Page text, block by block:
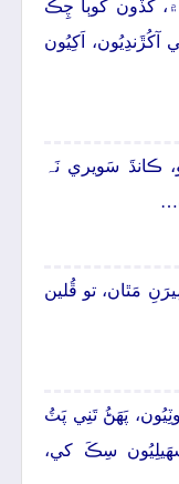
۾، کَڏُون کُوٻا چِڪَ
اَکِيُون
ڪانڌَ سَويري نَہ
مَٿان، تو ڦُلين
پَھَڻُ تَنِي پَٽُ
سِڪَ کي،